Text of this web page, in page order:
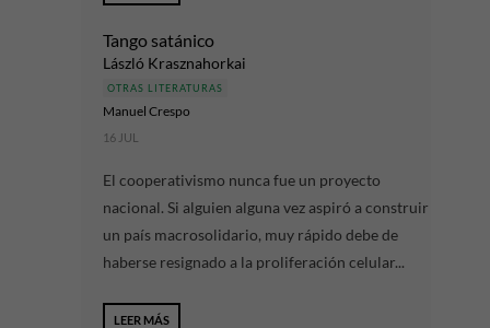
Tango satánico
László Krasznahorkai
OTRAS LITERATURAS
Manuel Crespo
16 JUL
El cooperativismo nunca fue un proyecto
nacional. Si alguien alguna vez aspiró a construir
un país macrosolidario, muy rápido debe de
haberse resignado a la proliferación celular...
LEER MÁS